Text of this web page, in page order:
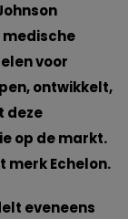
voor
ontwikkelt,
deze
op de markt.
merk Echelon.
eveneens